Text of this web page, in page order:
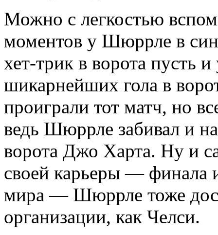
Можно с легкостью
моментов у Шюррле в
хет-трик в ворота пусть
шикарнейших гола в
проиграли тот матч, но
ведь Шюррле забивал и
ворота Джо Харта. Ну и
своей карьеры — финала
мира — Шюррле тоже
организации, как Челси.